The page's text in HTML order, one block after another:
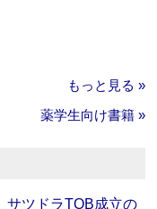
もっと見る »
薬学生向け書籍 »
サツドラTOB成立の